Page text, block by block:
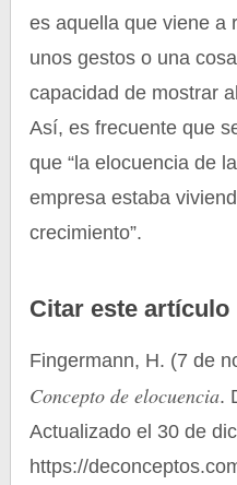
es aquella que viene a
unos gestos o una
capacidad de mostrar
Así, es frecuente que
que “la elocuencia de
empresa estaba
crecimiento”.
Citar este artículo
Fingermann, H. (7 de
Concepto de elocuencia.
Actualizado el 30 de
https://